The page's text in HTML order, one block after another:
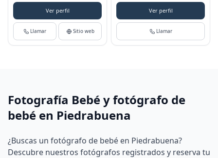
Ver perfil
Llamar Sitio web
Ver perfil
Llamar
Fotografía Bebé y fotógrafo de
bebé en Piedrabuena
¿Buscas un fotógrafo de bebé en Piedrabuena?
Descubre nuestros fotógrafos registrados y reserva tu